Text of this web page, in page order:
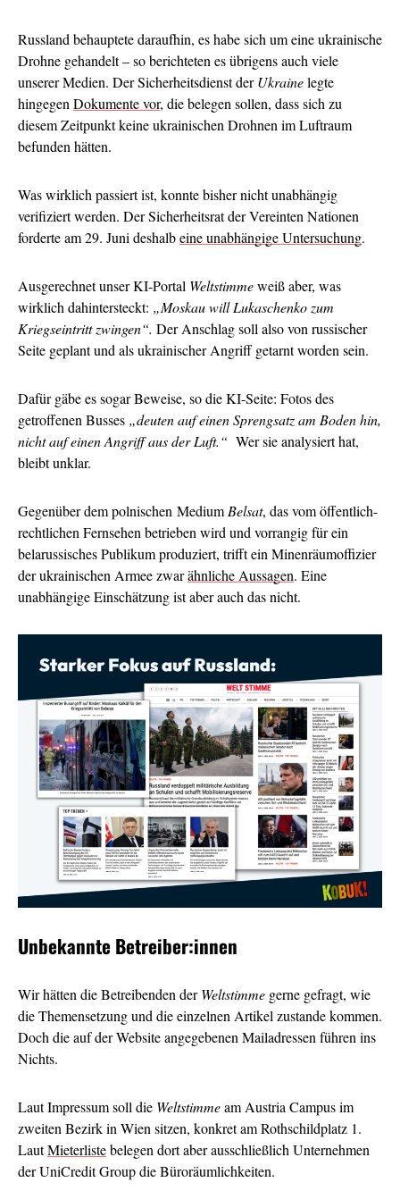
Russland behauptete daraufhin, es habe sich um eine ukrainische
Drohne gehandelt – so berichteten es übrigens auch viele
unserer Medien. Der Sicherheitsdienst derUkrainelegte
hingegen Dokumente vor, die belegen sollen, dass sich zu
diesem Zeitpunkt keine ukrainischen Drohnen im Luftraum
befunden hätten.
Was wirklich passiert ist, konnte bisher nicht unabhängig
verifiziert werden. Der Sicherheitsrat der Vereinten Nationen
forderte am 29. Juni deshalbeine unabhängige Untersuchung.
Ausgerechnet unser KI-Portal Weltstimmeweiß aber, was
wirklich dahintersteckt: „Moskau will Lukaschenko zum
Kriegseintritt zwingen“. Der Anschlag soll also von russischer
Seite geplant und als ukrainischer Angriff getarnt worden sein.
Dafür gäbe es sogar Beweise, so die KI-Seite: Fotos des
getroffenen Busses „deuten auf einen Sprengsatz am Boden hin,
nicht auf einen Angriff aus der Luft.“ Wer sie analysiert hat,
bleibt unklar.
Gegenüber dem polnischen Medium Belsat, das vom öffentlich-
rechtlichen Fernsehen betrieben wird und vorrangig für ein
belarussisches Publikum produziert, trifft ein Minenräumoffizier
der ukrainischen Armee zwarähnliche Aussagen. Eine
unabhängige Einschätzung ist aber auch das nicht.
Unbekannte Betreiber:innen
Wir hätten die Betreibenden derWeltstimme gerne gefragt, wie
die Themensetzung und die einzelnen Artikel zustande kommen.
Doch die auf der Website angegebenen Mailadressen führen ins
Nichts.
Laut Impressum soll die Weltstimmeam Austria Campus im
zweiten Bezirk in Wien sitzen, konkret am Rothschildplatz 1.
LautMieterlistebelegen dort aber ausschließlich Unternehmen
der UniCredit Group die Büroräumlichkeiten.